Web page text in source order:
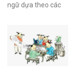
ngữ dựa theo các